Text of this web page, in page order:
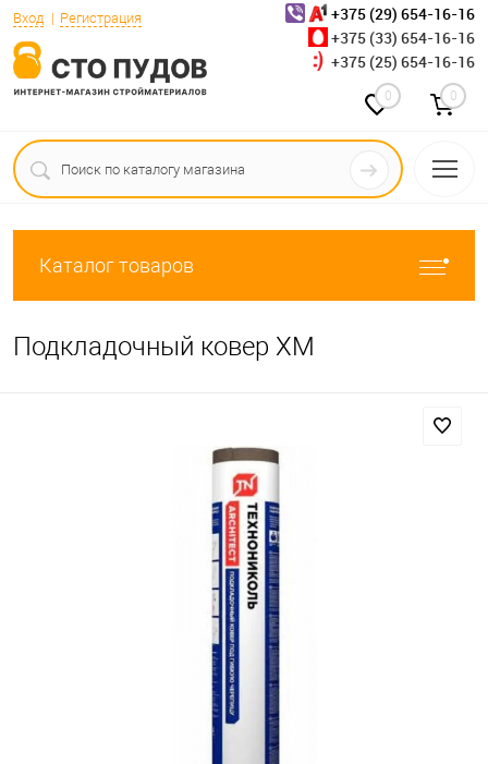
Вход Регистрация
+375 (29) 654-16-16
+375 (33) 654-16-16
+375 (25) 654-16-16
0 0
Каталог товаров
Подкладочный ковер XM